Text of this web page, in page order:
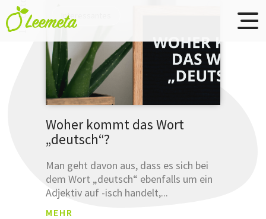
Skip to main content
Übersetzungsbüro
Leemeta
Interessantes
Woher kommt das Wort
„deutsch“?
Man geht davon aus, dass es sich bei
dem Wort „deutsch“ ebenfalls um ein
Adjektiv auf -isch handelt,...
MEHR
Studien
...
... dass
sich nicht